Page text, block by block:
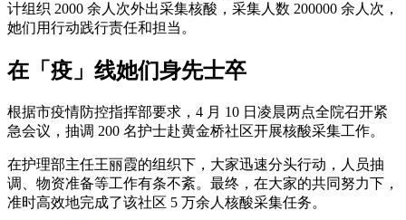
计组织 2000 余人次外出采集核酸，采集人数 200000 余人次，
她们用行动践行责任和担当。
在「疫」线她们身先士卒
根据市疫情防控指挥部要求，4 月 10 日凌晨两点全院召开紧
急会议，抽调 200 名护士赴黄金桥社区开展核酸采集工作。
在护理部主任王丽霞的组织下，大家迅速分头行动，人员抽
调、物资准备等工作有条不紊。最终，在大家的共同努力下，
准时高效地完成了该社区 5 万余人核酸采集任务。